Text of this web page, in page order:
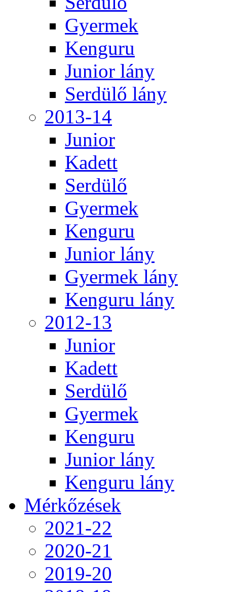
Gyermek
Kenguru
Junior lány
Serdülő lány
2013-14
Junior
Kadett
Serdülő
Gyermek
Kenguru
Junior lány
Gyermek lány
Kenguru lány
2012-13
Junior
Kadett
Serdülő
Gyermek
Kenguru
Junior lány
Kenguru lány
Mérkőzések
2021-22
2020-21
2019-20